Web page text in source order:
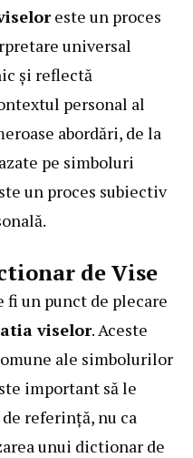
este un proces
universal
și reflectă
personal al
abordări, de la
pe simboluri
un proces subiectiv
de Vise
fi un punct de plecare
viselor. Aceste
ale simbolurilor
important să le
referință, nu ca
unui dictionar de